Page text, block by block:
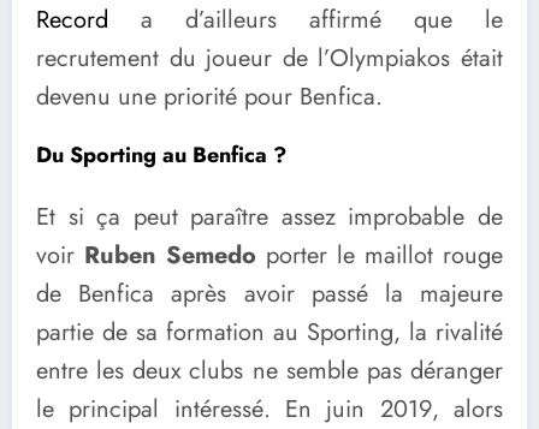
Record a d’ailleurs affirmé que le
recrutement du joueur de l’Olympiakos était
devenu une priorité pour Benfica.
Du Sporting au Benfica ?
Et si ça peut paraître assez improbable de
voir Ruben Semedo porter le maillot rouge
de Benfica après avoir passé la majeure
partie de sa formation au Sporting, la rivalité
entre les deux clubs ne semble pas déranger
le principal intéressé. En juin 2019, alors